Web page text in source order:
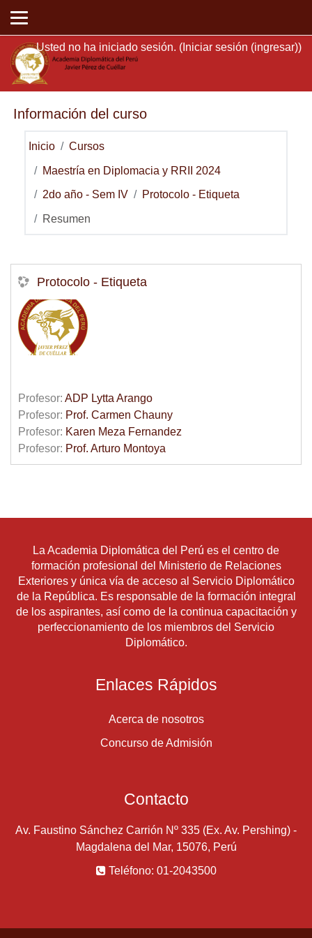
Usted no ha iniciado sesión. ( Iniciar sesión (ingresar))
Información del curso
Inicio Cursos
Maestría en Diplomacia y RRII 2024
2do año - Sem IV Protocolo - Etiqueta
Resumen
Protocolo - Etiqueta
Profesor: ADP Lytta Arango
Profesor: Prof. Carmen Chauny
Profesor: Karen Meza Fernandez
Profesor: Prof. Arturo Montoya
La Academia Diplomática del Perú es el centro de
formación profesional del Ministerio de Relaciones
Exteriores y única vía de acceso al Servicio Diplomático
de la República. Es responsable de la formación integral
de los aspirantes, así como de la continua capacitación y
perfeccionamiento de los miembros del Servicio
Diplomático.
Enlaces Rápidos
Acerca de nosotros
Concurso de Admisión
Contacto
Av. Faustino Sánchez Carrión Nº 335 (Ex. Av. Pershing) -
Magdalena del Mar, 15076, Perú
Teléfono: 01-2043500